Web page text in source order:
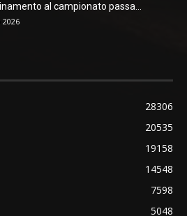
al campionato passa...
2026
28306
20535
19158
14548
7598
5048